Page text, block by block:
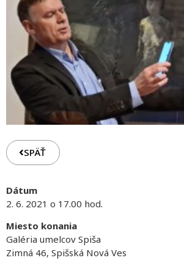
SPÄŤ
Dátum
2. 6. 2021 o 17.00 hod.
Miesto konania
Galéria umelcov Spiša
Zimná 46, Spišská Nová Ves